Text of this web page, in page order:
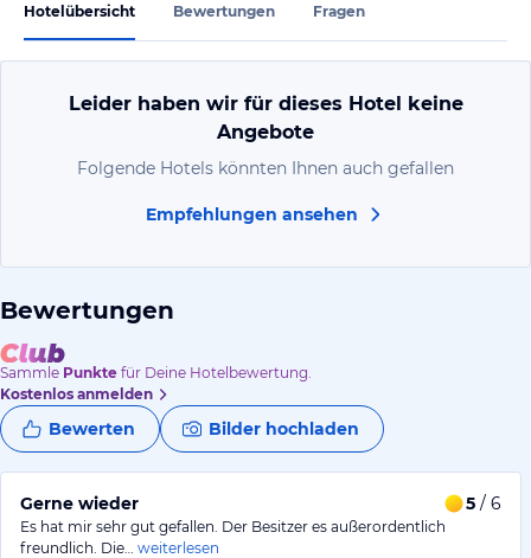
Hotelübersicht Bewertungen Fragen
Leider haben wir für dieses Hotel keine
Angebote
Folgende Hotels könnten Ihnen auch gefallen
Empfehlungen ansehen
Bewertungen
Sammle Punkte für Deine Hotelbewertung.
Kostenlos anmelden
Bewerten Bilder hochladen
Gerne wieder 5 / 6
Es hat mir sehr gut gefallen. Der Besitzer es außerordentlich
freundlich. Die…
weiterlesen